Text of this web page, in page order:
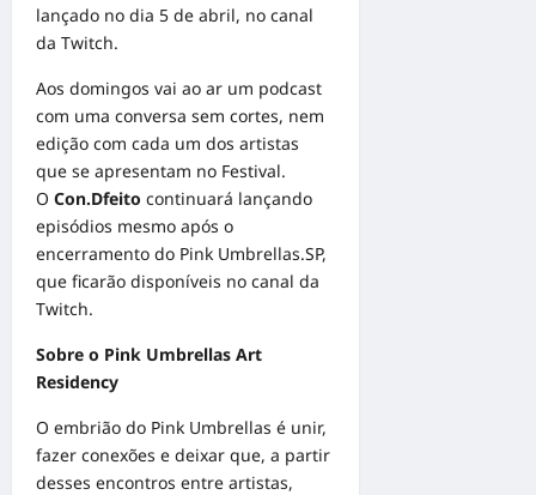
lançado no dia 5 de abril, no canal
da Twitch.
Aos domingos vai ao ar um podcast
com uma conversa sem cortes, nem
edição com cada um dos artistas
que se apresentam no Festival.
O Con.Dfeito continuará lançando
episódios mesmo após o
encerramento do Pink Umbrellas.SP,
que ficarão disponíveis no canal da
Twitch.
Sobre o Pink Umbrellas Art
Residency
O embrião do Pink Umbrellas é unir,
fazer conexões e deixar que, a partir
desses encontros entre artistas,